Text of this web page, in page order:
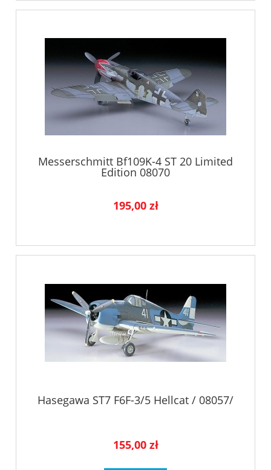
Messerschmitt Bf109K-4 ST 20 Limited
Edition 08070
195,00 zł
Hasegawa ST7 F6F-3/5 Hellcat / 08057/
155,00 zł